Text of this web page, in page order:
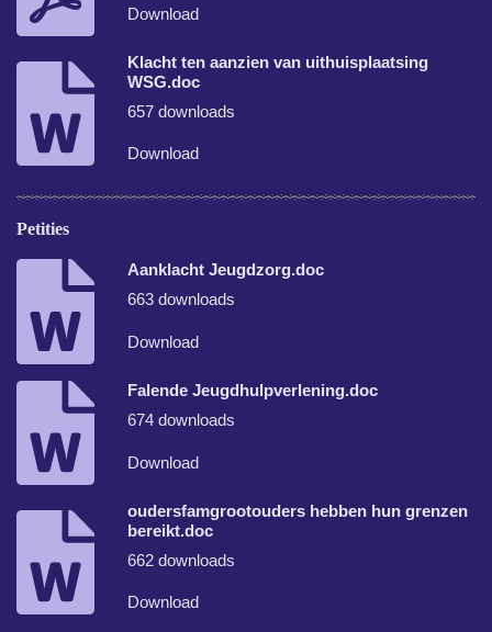
Download
Klacht ten aanzien van uithuisplaatsing
WSG.doc
657 downloads
Download
Petities
Aanklacht Jeugdzorg.doc
663 downloads
Download
Falende Jeugdhulpverlening.doc
674 downloads
Download
oudersfamgrootouders hebben hun grenzen
bereikt.doc
662 downloads
Download